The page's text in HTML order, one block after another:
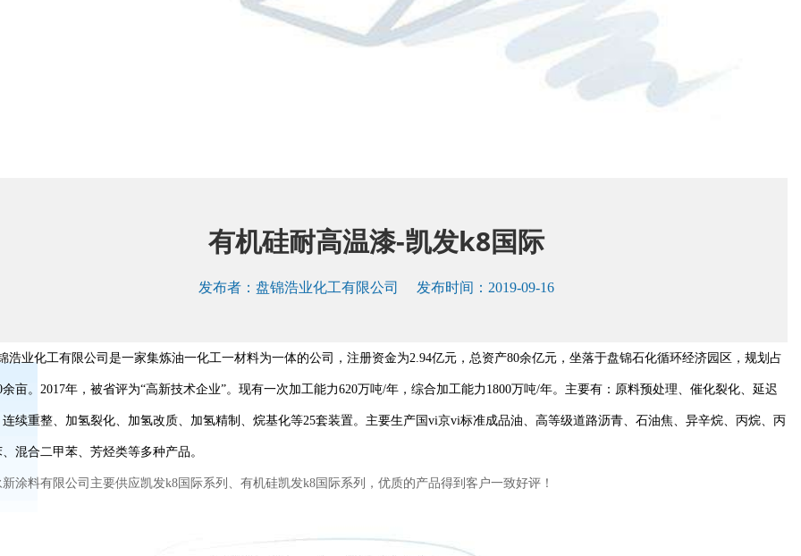
有机硅耐高温漆-凯发k8国际
发布者：盘锦浩业化工有限公司 发布时间：2019-09-16
浩业化工有限公司是一家集炼油一化工一材料为一体的公司，注册资金为2.94亿元，总资产80余亿元，坐落于盘锦石化循环经济园区，规划占
余亩。2017年，被省评为“高新技术企业”。现有一次加工能力620万吨/年，综合加工能力1800万吨/年。主要有：原料预处理、催化裂化、延迟
连续重整、加氢裂化、加氢改质、加氢精制、烷基化等25套装置。主要生产国vi京vi标准成品油、高等级道路沥青、石油焦、异辛烷、丙烷、丙
混合二甲苯、芳烃类等多种产品。
新涂料有限公司主要供应凯发k8国际系列、有机硅凯发k8国际系列，优质的产品得到客户一致好评！